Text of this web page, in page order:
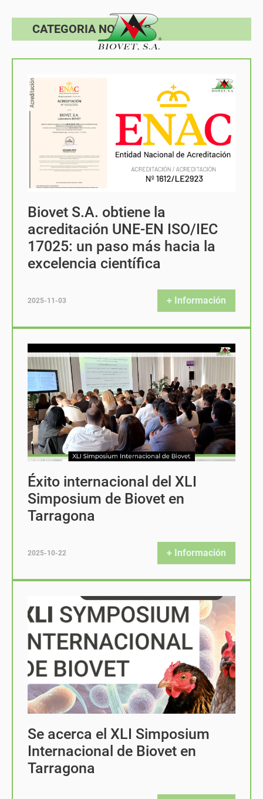
CATEGORIA NOTICIAS
Biovet S.A. obtiene la
acreditación UNE-EN ISO/IEC
17025: un paso más hacia la
excelencia científica
2025-11-03 + Información
Éxito internacional del XLI
Simposium de Biovet en
Tarragona
2025-10-22 + Información
Se acerca el XLI Simposium
Internacional de Biovet en
Tarragona